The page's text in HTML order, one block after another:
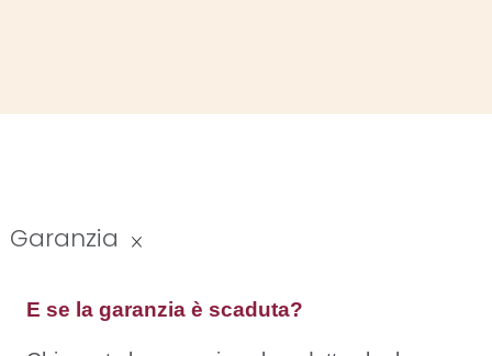
Garanzia
E se la garanzia è scaduta?